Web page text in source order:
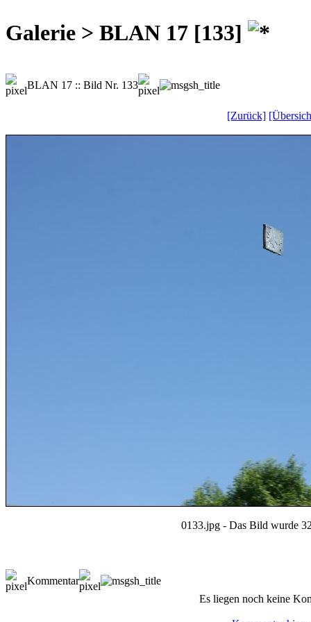
Galerie > BLAN 17 [133]
BLAN 17 :: Bild Nr. 133
[Zurück]
0133.jpg - Das Bild wurde
Kommentar
Es liegen noch keine